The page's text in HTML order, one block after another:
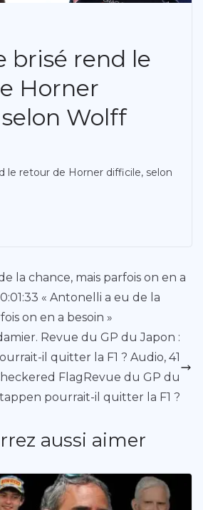
brisé rend le
Horner
Wolff
le retour de Horner difficile, selon
la chance, mais parfois on en a
« Antonelli a eu de la
on en a besoin »
Revue du GP du Japon :
il quitter la F1 ? Audio, 41
FlagRevue du GP du
pourrait-il quitter la F1 ?
aussi aimer